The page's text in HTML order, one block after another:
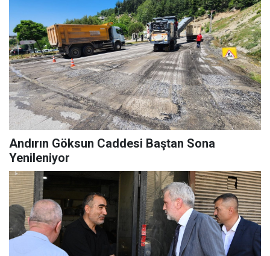
Andırın Göksun Caddesi Baştan Sona
Yenileniyor